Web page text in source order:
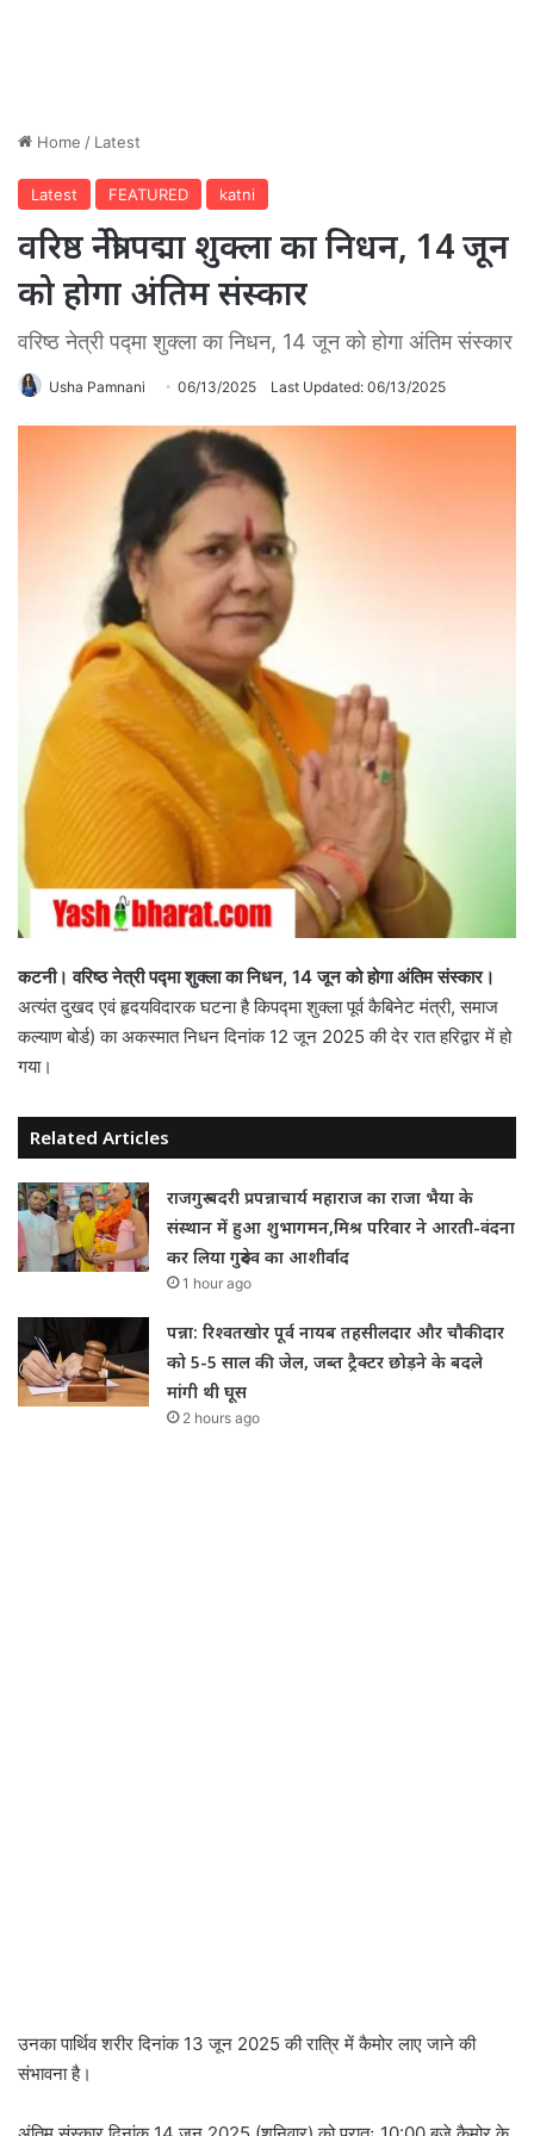
Home / Latest
Latest FEATURED katni
वरिष्ठ नेत्री पद्मा शुक्ला का निधन, 14 जून
को होगा अंतिम संस्कार
वरिष्ठ नेत्री पद्मा शुक्ला का निधन, 14 जून को होगा अंतिम संस्कार
Usha Pamnani 06/13/2025 Last Updated: 06/13/2025
कटनी। वरिष्ठ नेत्री पद्मा शुक्ला का निधन, 14 जून को होगा अंतिम संस्कार।
अत्यंत दुखद एवं हृदयविदारक घटना है किपद्मा शुक्ला पूर्व कैबिनेट मंत्री, समाज
कल्याण बोर्ड) का अकस्मात निधन दिनांक 12 जून 2025 की देर रात हरिद्वार में हो
गया।
Related Articles
राजगुरु बदरी प्रपन्नाचार्य महाराज का राजा भैया के
संस्थान में हुआ शुभागमन,मिश्र परिवार ने आरती-वंदना
कर लिया गुरुदेव का आशीर्वाद
1 hour ago
पन्ना: रिश्वतखोर पूर्व नायब तहसीलदार और चौकीदार
को 5-5 साल की जेल, जब्त ट्रैक्टर छोड़ने के बदले
मांगी थी घूस
2 hours ago
उनका पार्थिव शरीर दिनांक 13 जून 2025 की रात्रि में कैमोर लाए जाने की
संभावना है।